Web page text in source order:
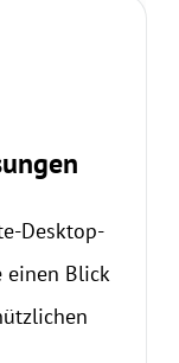
Desktop-
einen Blick